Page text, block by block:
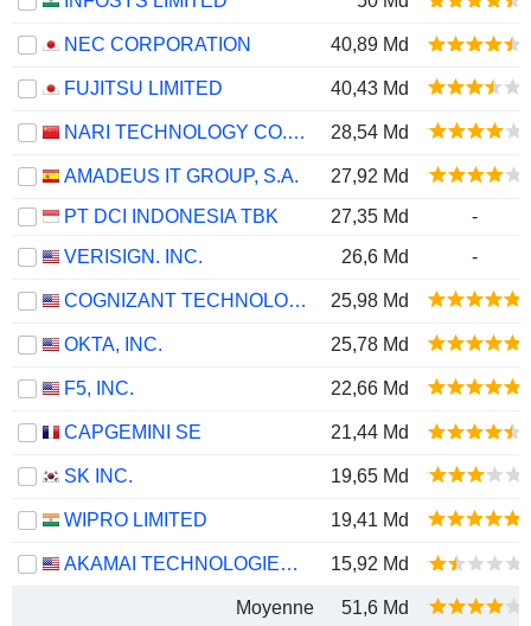
NEC CORPORATION 40,89 Md
FUJITSU LIMITED 40,43 Md
NARI TECHNOLOGY CO., LTD. 28,54 Md
AMADEUS IT GROUP, S.A.
27,92 Md
PT DCI INDONESIA TBK
27,35 Md
-
VERISIGN. INC.
26,6 Md -
COGNIZANT TECHNOLOGY SOLUTIONS CORPORATION 25,98 Md
OKTA, INC. 25,78 Md
F5, INC. 22,66 Md
CAPGEMINI SE 21,44 Md
SK INC. 19,65 Md
WIPRO LIMITED 19,41 Md
AKAMAI TECHNOLOGIES, INC. 15,92 Md
Moyenne 51,6 Md